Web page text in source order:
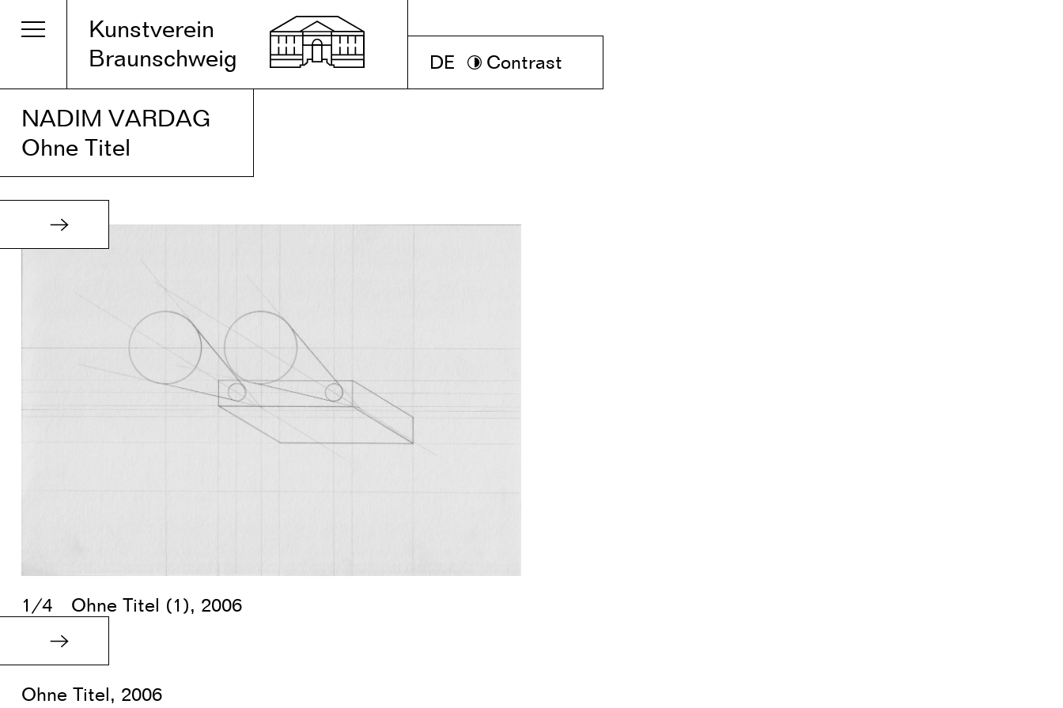
Kunstverein
Braunschweig
DE Contrast
NADIM VARDAG
Ohne Titel
1/4 Ohne Titel (1), 2006
Ohne Titel, 2006